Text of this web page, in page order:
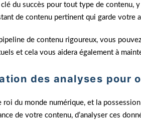
clé du succès pour tout type de
de contenu pertinent qui garde votre
de contenu rigoureux, vous
et cela vous aidera également à
des analyses pour
roi du monde numérique, et la
de votre contenu, d’analyser ces